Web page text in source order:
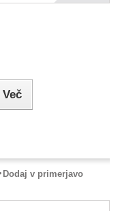
Več
Dodaj v primerjavo